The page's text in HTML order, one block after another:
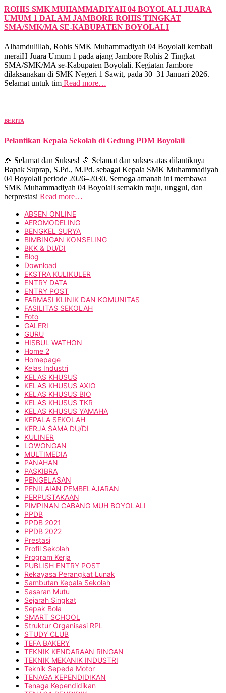
ROHIS SMK MUHAMMADIYAH 04 BOYOLALI JUARA
UMUM 1 DALAM JAMBORE ROHIS TINGKAT
SMA/SMK/MA SE-KABUPATEN BOYOLALI
Alhamdulillah, Rohis SMK Muhammadiyah 04 Boyolali kembali
meraiH Juara Umum 1 pada ajang Jambore Rohis 2 Tingkat
SMA/SMK/MA se-Kabupaten Boyolali. Kegiatan Jambore
dilaksanakan di SMK Negeri 1 Sawit, pada 30–31 Januari 2026.
Selamat untuk tim Read more…
BERITA
Pelantikan Kepala Sekolah di Gedung PDM Boyolali
🎉 Selamat dan Sukses! 🎉 Selamat dan sukses atas dilantiknya
Bapak Suprap, S.Pd., M.Pd. sebagai Kepala SMK Muhammadiyah
04 Boyolali periode 2026–2030. Semoga amanah ini membawa
SMK Muhammadiyah 04 Boyolali semakin maju, unggul, dan
berprestasi Read more…
ABSEN ONLINE
AEROMODELING
BENGKEL SURYA
BIMBINGAN KONSELING
BKK & DU/DI
Blog
Download
EKSTRA KULIKULER
ENTRY DATA
ENTRY POST
FARMASI KLINIK DAN KOMUNITAS
FASILITAS SEKOLAH
Foto
GALERI
GURU
HISBUL WATHON
Home 2
Homepage
Kelas Industri
KELAS KHUSUS
KELAS KHUSUS AXIO
KELAS KHUSUS BIO
KELAS KHUSUS TKR
KELAS KHUSUS YAMAHA
KEPALA SEKOLAH
KERJA SAMA DU/DI
KULINER
LOWONGAN
MULTIMEDIA
PANAHAN
PASKIBRA
PENGELASAN
PENILAIAN PEMBELAJARAN
PERPUSTAKAAN
PIMPINAN CABANG MUH BOYOLALI
PPDB
PPDB 2021
PPDB 2022
Prestasi
Profil Sekolah
Program Kerja
PUBLISH ENTRY POST
Rekayasa Perangkat Lunak
Sambutan Kepala Sekolah
Sasaran Mutu
Sejarah Singkat
Sepak Bola
SMART SCHOOL
Struktur Organisasi RPL
STUDY CLUB
TEFA BAKERY
TEKNIK KENDARAAN RINGAN
TEKNIK MEKANIK INDUSTRI
Teknik Sepeda Motor
TENAGA KEPENDIDIKAN
Tenaga Kependidikan